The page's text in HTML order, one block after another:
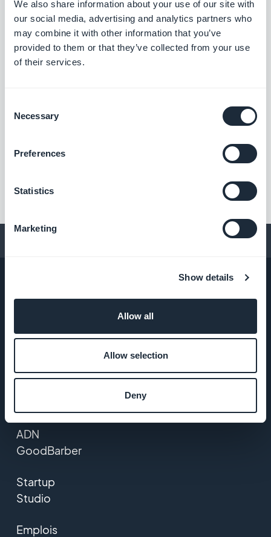
We also share information about your use of our site with
our social media, advertising and analytics partners who
may combine it with other information that you’ve
provided to them or that they’ve collected from your use
of their services.
Selection
Necessary
Preferences
Statistics
Marketing
Show details
Allow all
Allow selection
Deny
ADN
GoodBarber
Startup
Studio
Emplois